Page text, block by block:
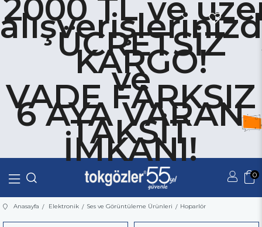
2000 TL ve
ÜCRETSİZ
KARGO!
ve
VADE FARKSIZ
6 AYA VARAN
TAKSİT
İMKANI!
0
Üye Girişi Üye Ol
Anasayfa Elektronik Ses ve Görüntüleme Ürünleri Hoparlör